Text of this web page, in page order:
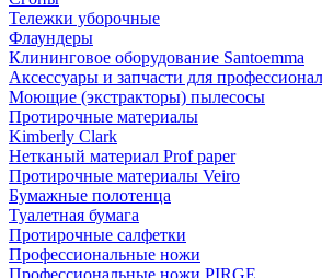
Тележки уборочные
Флаундеры
Клининговое оборудование Santoemma
Аксессуары и запчасти для
Моющие (экстракторы) пылесосы
Протирочные материалы
Kimberly Clark
Нетканый материал Prof paper
Протирочные материалы Veiro
Бумажные полотенца
Туалетная бумага
Протирочные салфетки
Профессиональные ножи
Профессиональные ножи PIRGE